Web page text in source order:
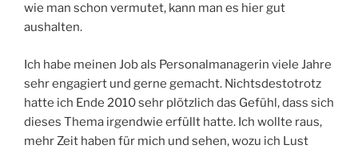
wie man schon vermutet, kann man es hier gut
aushalten.
Ich habe meinen Job als Personalmanagerin viele Jahre
sehr engagiert und gerne gemacht. Nichtsdestotrotz
hatte ich Ende 2010 sehr plötzlich das Gefühl, dass sich
dieses Thema irgendwie erfüllt hatte. Ich wollte raus,
mehr Zeit haben für mich und sehen, wozu ich Lust